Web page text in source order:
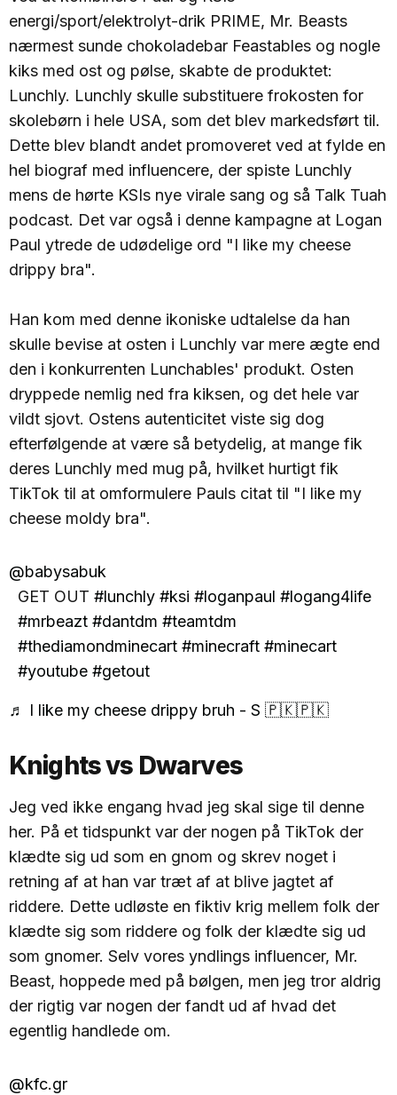
energi/sport/elektrolyt-drik PRIME, Mr. Beasts
nærmest sunde chokoladebar Feastables og nogle
kiks med ost og pølse, skabte de produktet:
Lunchly. Lunchly skulle substituere frokosten for
skolebørn i hele USA, som det blev markedsført til.
Dette blev blandt andet promoveret ved at fylde en
hel biograf med influencere, der spiste Lunchly
mens de hørte KSIs nye virale sang og så Talk Tuah
podcast. Det var også i denne kampagne at Logan
Paul ytrede de udødelige ord "I like my cheese
drippy bra".
Han kom med denne ikoniske udtalelse da han
skulle bevise at osten i Lunchly var mere ægte end
den i konkurrenten Lunchables' produkt. Osten
dryppede nemlig ned fra kiksen, og det hele var
vildt sjovt. Ostens autenticitet viste sig dog
efterfølgende at være så betydelig, at mange fik
deres Lunchly med mug på, hvilket hurtigt fik
TikTok til at omformulere Pauls citat til "I like my
cheese moldy bra".
@babysabuk
GET OUT #lunchly #ksi #loganpaul #logang4life
#mrbeazt #dantdm #teamtdm
#thediamondminecart #minecraft #minecart
#youtube #getout
♬ I like my cheese drippy bruh - S 🇵🇰🇵🇰
Knights vs Dwarves
Jeg ved ikke engang hvad jeg skal sige til denne
her. På et tidspunkt var der nogen på TikTok der
klædte sig ud som en gnom og skrev noget i
retning af at han var træt af at blive jagtet af
riddere. Dette udløste en fiktiv krig mellem folk der
klædte sig som riddere og folk der klædte sig ud
som gnomer. Selv vores yndlings influencer, Mr.
Beast, hoppede med på bølgen, men jeg tror aldrig
der rigtig var nogen der fandt ud af hvad det
egentlig handlede om.
@kfc.gr